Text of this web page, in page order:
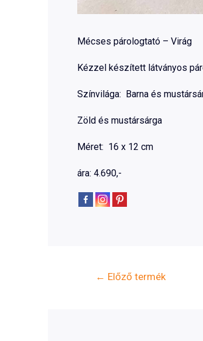
Mécses párologtató – Virág
Kézzel készített látványos
Színvilága: Barna és
Zöld és mustársárga
Méret: 16 x 12 cm
ára: 4.690,-
Bejegyzés
← Előző termék